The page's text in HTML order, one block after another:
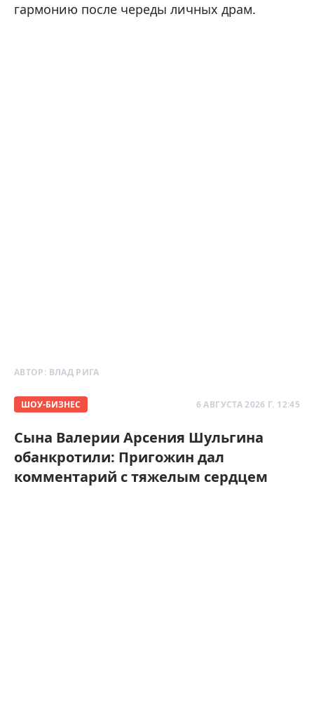
гармонию после череды личных драм.
АВТОР: ВЛАД РИГА
ШОУ-БИЗНЕС 6 АВГУСТА 2026 Г. 12:45
Сына Валерии Арсения Шульгина
обанкротили: Пригожин дал
комментарий с тяжелым сердцем